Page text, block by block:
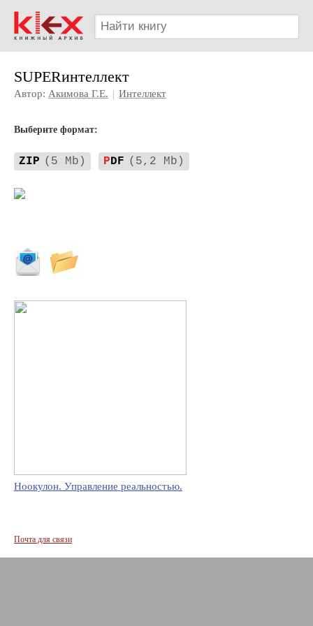
SUPERинтеллект
Автор: Акимова Г.Е. | Интеллект
Выберите формат:
ZIP (5 Mb) PDF (5,2 Mb)
Ноокулон. Управление реальностью.
Почта для связи